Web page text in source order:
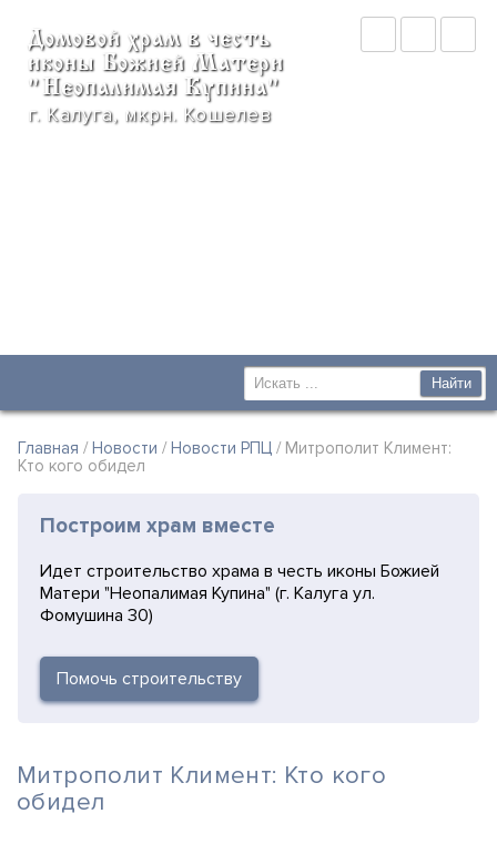
Домовой храм в честь
иконы Божией Матери
"Неопалимая Купина"
г. Калуга, мкрн. Кошелев
Главная /Новости /Новости РПЦ / Митрополит Климент:
Кто кого обидел
Построим храм вместе
Идет строительство храма в честь иконы Божией
Матери "Неопалимая Купина" (г. Калуга ул.
Фомушина 30)
Помочь строительству
Митрополит Климент: Кто кого
обидел